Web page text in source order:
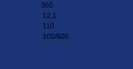
360
12,1
110
100/600